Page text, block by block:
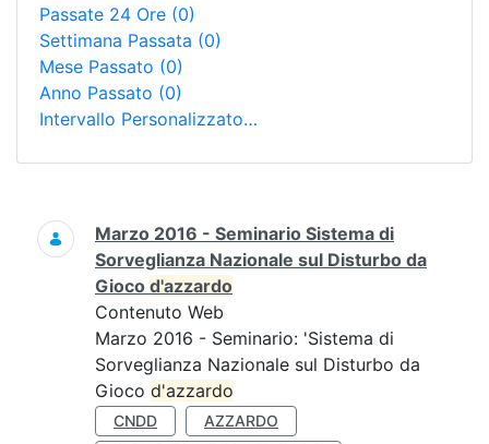
Passate 24 Ore (0)
Settimana Passata (0)
Mese Passato (0)
Anno Passato (0)
Intervallo Personalizzato…
Ricerca
Marzo 2016 - Seminario Sistema di
Sorveglianza Nazionale sul Disturbo da
Gioco d'azzardo
Contenuto Web
Marzo 2016 - Seminario: 'Sistema di
Sorveglianza Nazionale sul Disturbo da
Gioco d'azzardo
CNDD
AZZARDO